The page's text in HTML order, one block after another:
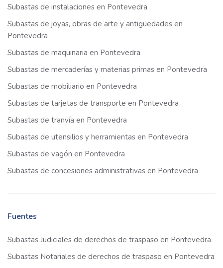
Subastas de instalaciones en Pontevedra
Subastas de joyas, obras de arte y antigüedades en
Pontevedra
Subastas de maquinaria en Pontevedra
Subastas de mercaderías y materias primas en Pontevedra
Subastas de mobiliario en Pontevedra
Subastas de tarjetas de transporte en Pontevedra
Subastas de tranvía en Pontevedra
Subastas de utensilios y herramientas en Pontevedra
Subastas de vagón en Pontevedra
Subastas de concesiones administrativas en Pontevedra
Fuentes
Subastas Judiciales de derechos de traspaso en Pontevedra
Subastas Notariales de derechos de traspaso en Pontevedra